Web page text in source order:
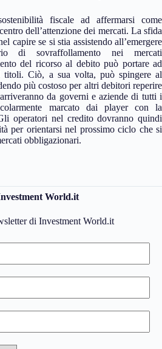
fiscale ad affermarsi come
dell’attenzione dei mercati. La sfida
capire se si stia assistendo all’emergere
di sovraffollamento nei mercati
del ricorso al debito può portare ad
titoli. Ciò, a sua volta, può spingere al
più costoso per altri debitori reperire
da governi e aziende di tutti i
marcato dai player con la
operatori nel credito dovranno quindi
per orientarsi nel prossimo ciclo che si
obbligazionari.
World.it
di Investment World.it